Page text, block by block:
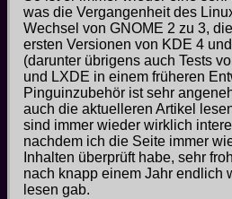
was die Vergangenheit des
Wechsel von GNOME 2 zu 3,
ersten Versionen von KDE 4
(darunter übrigens auch Tests
und LXDE in einem früheren
Pinguinzubehör ist sehr
auch die aktuelleren Artikel
sind immer wieder wirklich
nachdem ich die Seite immer
Inhalten überprüft habe, sehr
nach knapp einem Jahr endlich
lesen gab.